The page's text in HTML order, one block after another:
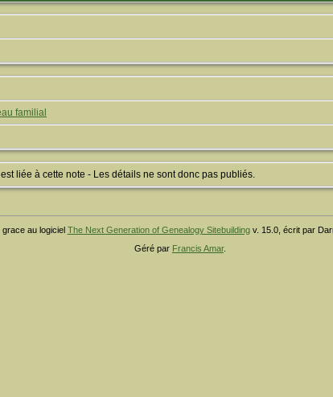
familial
liée à cette note - Les détails ne sont donc pas publiés.
au logiciel The Next Generation of Genealogy Sitebuildingv. 15.0, écrit par
Géré par Francis Amar.